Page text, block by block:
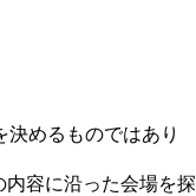
決めるものではあり
容に沿った会場を探